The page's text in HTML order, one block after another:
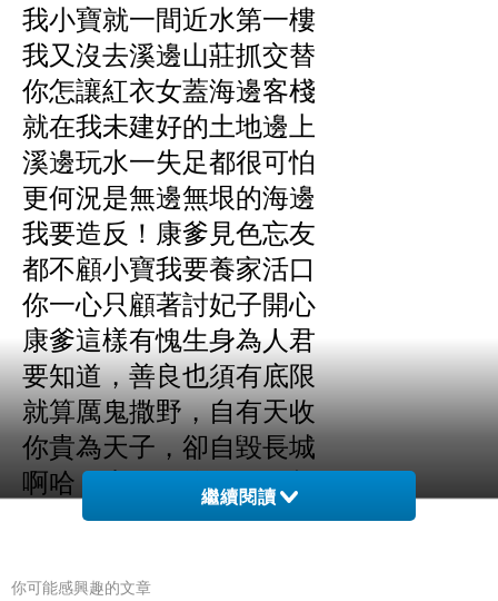
我小寶就一間近水第一樓
我又沒去溪邊山莊抓交替
你怎讓紅衣女蓋海邊客棧
就在我未建好的土地邊上
溪邊玩水一失足都很可怕
更何況是無邊無垠的海邊
我要造反！康爹見色忘友
都不顧小寶我要養家活口
你一心只顧著討妃子開心
康爹這樣有愧生身為人君
要知道，善良也須有底限
就算厲鬼撒野，自有天收
你貴為天子，卻自毀長城
啊哈，去吧！你很了不起
我小寶以後不只要賣烤雞
繼續閱讀
你可能感興趣的文章